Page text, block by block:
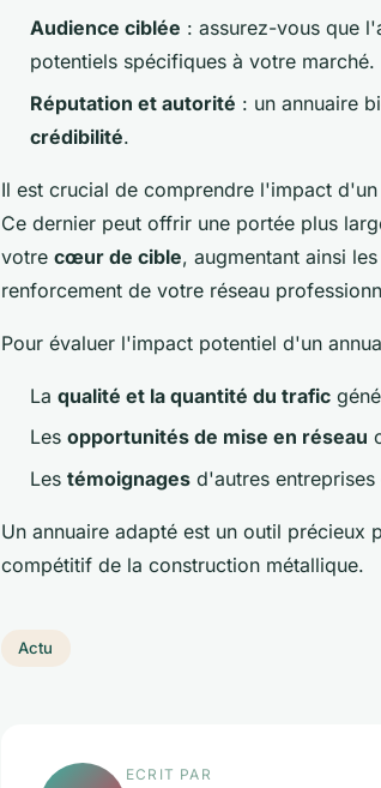
Audience ciblée : assurez-vous que
potentiels spécifiques à votre marché.
Réputation et autorité : un annuaire
crédibilité.
Il est crucial de comprendre l'impact
Ce dernier peut offrir une portée plus
votre cœur de cible, augmentant ainsi
renforcement de votre réseau
Pour évaluer l'impact potentiel d'un
La qualité et la quantité du trafic
Les opportunités de mise en réseau
Les témoignages d'autres entreprises
Un annuaire adapté est un outil
compétitif de la construction métallique.
Actu
ECRIT PAR